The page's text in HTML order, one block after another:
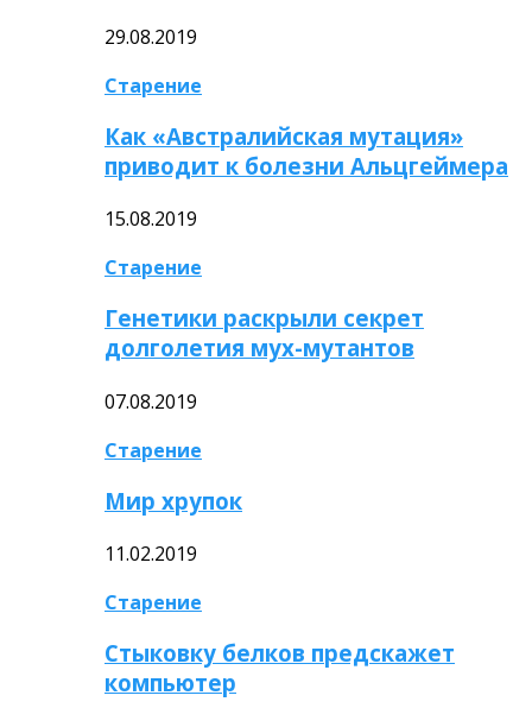
29.08.2019
Старение
Как «Австралийская мутация»
приводит к болезни Альцгеймера
15.08.2019
Старение
Генетики раскрыли секрет
долголетия мух-мутантов
07.08.2019
Старение
Мир хрупок
11.02.2019
Старение
Стыковку белков предскажет
компьютер